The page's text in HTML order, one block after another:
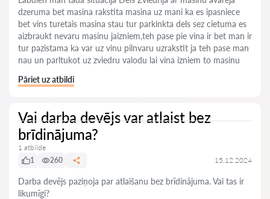
dzeruma bet masina rakstita masina uz mani ka es ipasniece
bet vins turetais masina stau tur parkinkta dels sez cietuma es
aizbraukt nevaru masinu jaizniem,teh pase pie vina ir bet man ir
tur pazistama ka var uz vinu pilnvaru uzrakstit ja teh pase man
nau un parltukot uz zviedru valodu lai vina izniem to masinu
Pāriet uz atbildi
Vai darba devējs var atlaist bez
brīdinājuma?
1 atbilde
1
260 15.12.2024
Darba devējs paziņoja par atlaišanu bez brīdinājuma. Vai tas ir
likumīgi?